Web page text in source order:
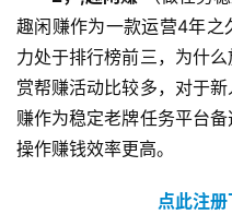
挖
赚
简
评
登录
趣闲赚作为一款运营4年之
力处于排行榜前三，为什
赏帮赚活动比较多，对于
赚作为稳定老牌任务平台
操作赚钱效率更高。
点此注